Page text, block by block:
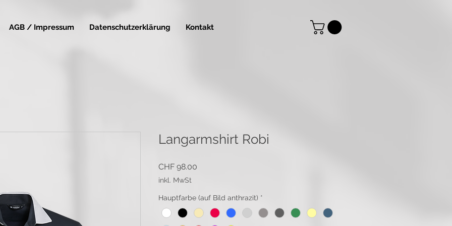
AGB / Impressum Datenschutzerklärung Kontakt
Langarmshirt Robi
CHF 98.00
inkl. MwSt
Hauptfarbe (auf Bild anthrazit) *